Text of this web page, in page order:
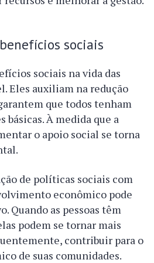
sociais
sociais na vida das
Eles auxiliam na redução
que todos tenham
básicas. À medida que a
o apoio social se torna
de políticas sociais com
econômico pode
Quando as pessoas têm
podem se tornar mais
contribuir para o
de suas comunidades.